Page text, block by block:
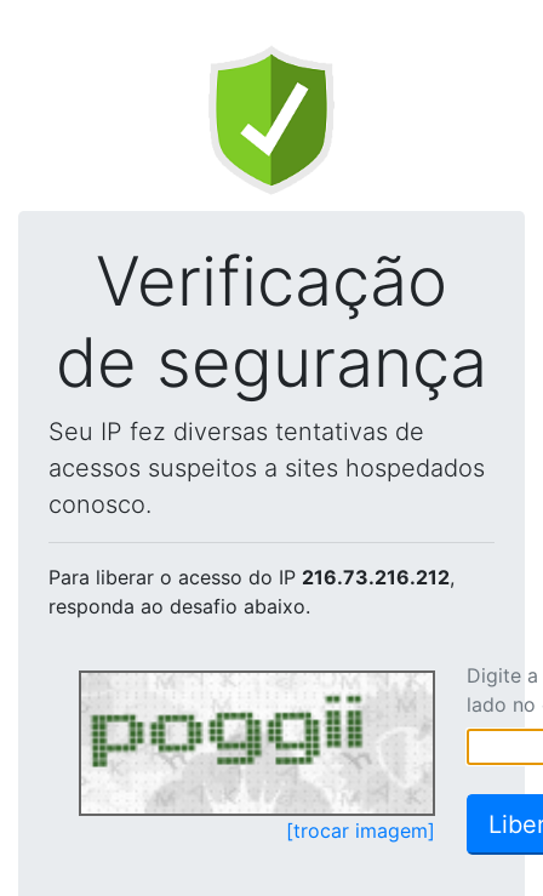
Verificação
de segurança
Seu IP fez diversas tentativas de
acessos suspeitos a sites hospedados
conosco.
Para liberar o acesso do IP 216.73.216.212,
responda ao desafio abaixo.
[trocar imagem]
Digite
lado no